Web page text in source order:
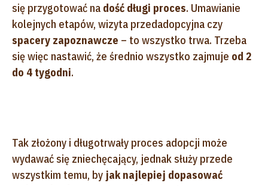
się przygotować na dość długi proces. Umawianie
kolejnych etapów, wizyta przedadopcyjna czy
spacery zapoznawcze – to wszystko trwa. Trzeba
się więc nastawić, że średnio wszystko zajmuje od 2
do 4 tygodni.
Tak złożony i długotrwały proces adopcji może
wydawać się zniechęcający, jednak służy przede
wszystkim temu, by jak najlepiej dopasować